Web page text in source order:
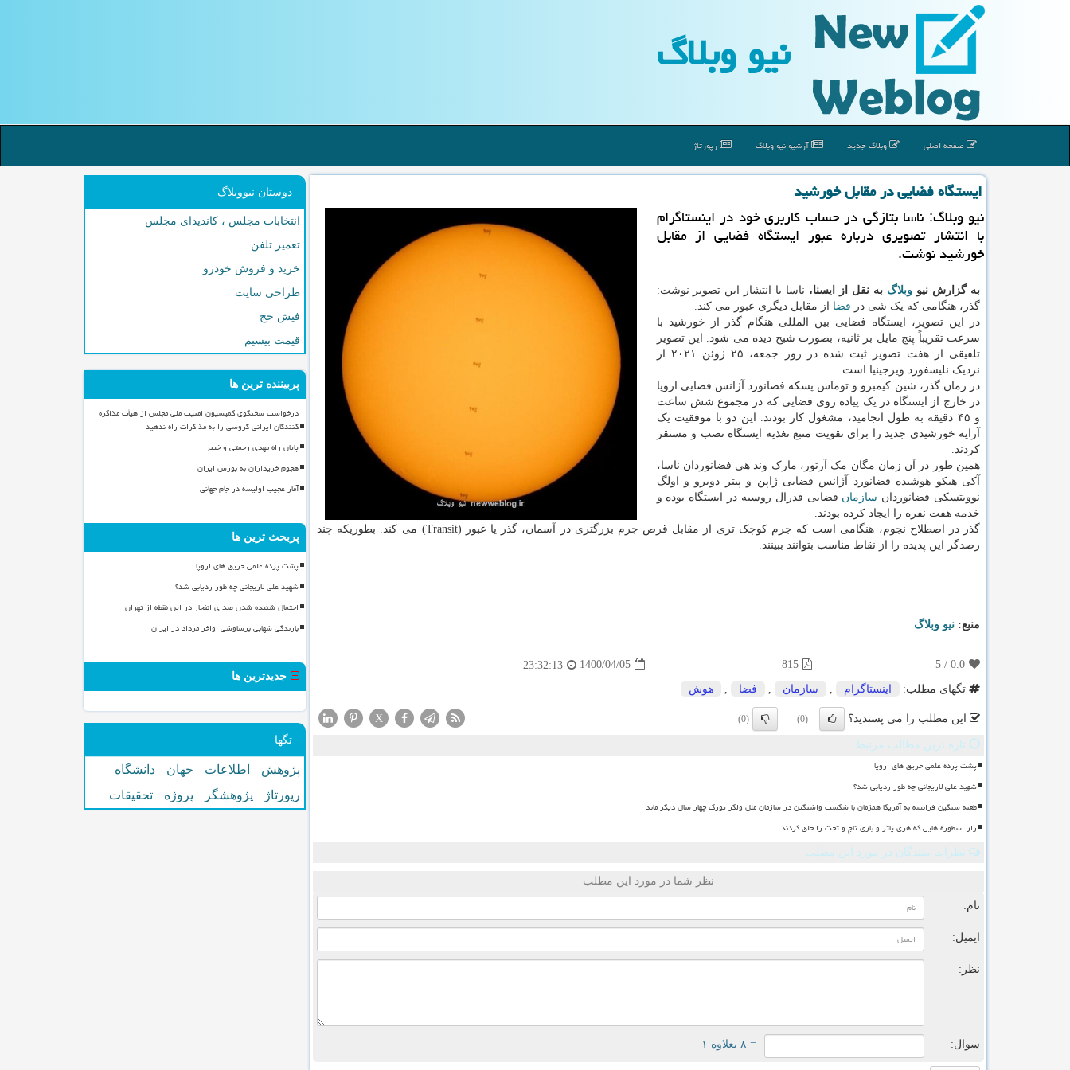
نیو وبلاگ
صفحه اصلی وبلاگ جدید آرشیو نیو وبلاگ رپورتاژ
ایستگاه فضایی در مقابل خورشید
نیو وبلاگ: ناسا بتازگی در حساب کاربری خود در اینستاگرام
با انتشار تصویری درباره عبور ایستگاه فضایی از مقابل
خورشید نوشت.
به گزارش نیو وبلاگ به نقل از ایسنا، ناسا با انتشار این تصویر نوشت:
گذر، هنگامی که یک شی در فضا از مقابل دیگری عبور می کند. ⁣
⁣در این تصویر، ایستگاه فضایی بین المللی هنگام گذر از خورشید با
سرعت تقریباً پنج مایل بر ثانیه، بصورت شبح دیده می شود. این تصویر
تلفیقی از هفت تصویر ثبت شده در روز جمعه، ۲۵ ژوئن ۲۰۲۱ از
نزدیک نلیسفورد ویرجینیا است. ⁣
⁣در زمان گذر، شین کیمبرو و توماس پسکه فضانورد آژانس فضایی اروپا
در خارج از ایستگاه در یک پیاده روی فضایی که در مجموع شش ساعت
و ۴۵ دقیقه به طول انجامید، مشغول کار بودند. این دو با موفقیت یک
آرایه خورشیدی جدید را برای تقویت منبع تغذیه ایستگاه نصب و مستقر
کردند. ⁣
همین طور در آن زمان مگان مک آرتور، مارک وند هی فضانوردان ناسا،
آکی هیکو هوشیده فضانورد آژانس فضایی ژاپن و پیتر دوبرو و اولگ
نوویتسکی فضانوردان سازمان فضایی فدرال روسیه در ایستگاه بوده و
خدمه هفت نفره را ایجاد کرده بودند. ⁣
گذر در اصطلاح نجوم، هنگامی است که جرم کوچک تری از مقابل قرص جرم بزرگتری در آسمان، گذر یا عبور (Transit) می کند. بطوریکه چند
رصدگر این پدیده را از نقاط مناسب بتوانند ببینند.
منبع: نیو وبلاگ
0.0
/
5
815
1400/04/05
23:32:13
تگهای مطلب:
اینستاگرام سازمان فضا هوش
این مطلب را می پسندید؟ (0)
(0)
X
تازه ترین مطالب مرتبط
پشت پرده علمی حریق های اروپا
شهید علی لاریجانی چه طور ردیابی شد؟
طعنه سنگین فرانسه به آمریکا همزمان با شکست واشنگتن در سازمان ملل ولکر تورک چهار سال دیگر ماند
راز اسطوره هایی که هری پاتر و بازی تاج و تخت را خلق کردند
نظرات بینندگان در مورد این مطلب
نظر شما در مورد این مطلب
نام:
ایمیل:
نظر:
سوال: = ۸ بعلاوه ۱
دوستان نیووبلاگ
انتخابات مجلس ، کاندیدای مجلس
تعمیر تلفن
خرید و فروش خودرو
طراحی سایت
فیش حج
قیمت بیسیم
پربیننده ترین ها
درخواست سخنگوی کمیسیون امنیت ملی مجلس از هیأت مذاکره
کنندگان ایرانی گروسی را به مذاکرات راه ندهید
پایان راه مهدی رحمتی و خیبر
هجوم خریداران به بورس ایران
آمار عجیب اولیسه در جام جهانی
پربحث ترین ها
پشت پرده علمی حریق های اروپا
شهید علی لاریجانی چه طور ردیابی شد؟
احتمال شنیده شدن صدای انفجار در این نقطه از تهران
بارندگی شهابی برساوشی اواخر مرداد در ایران
جدیدترین ها
تگها
پژوهش اطلاعات جهان
دانشگاه
رپورتاژ
پژوهشگر پروژه تحقیقات